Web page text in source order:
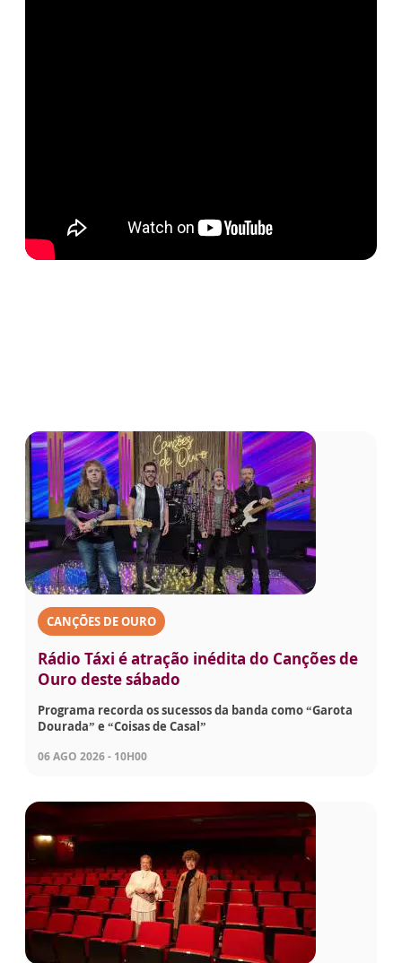
CANÇÕES DE OURO
Rádio Táxi é atração inédita do Canções de
Ouro deste sábado
Programa recorda os sucessos da banda como “Garota
Dourada” e “Coisas de Casal”
06 AGO 2026 - 10H00